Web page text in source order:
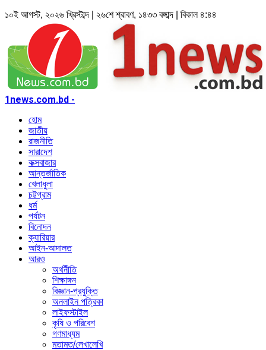
১০ই আগস্ট, ২০২৬ খ্রিস্টাব্দ | ২৬শে শ্রাবণ, ১৪৩৩ বঙ্গাব্দ | বিকাল ৪:৪৪
1news.com.bd -
হোম
জাতীয়
রাজনীতি
সারাদেশ
কক্সবাজার
আন্তর্জাতিক
খেলাধুলা
চট্টগ্রাম
ধর্ম
পর্যটন
বিনোদন
ক্যারিয়ার
আইন-আদালত
আরও
অর্থনীতি
শিক্ষাঙ্গন
বিজ্ঞান-প্রযুক্তি
অনলাইন পত্রিকা
লাইফস্টাইল
কৃষি ও পরিবেশ
গণমাধ্যম
মতামত/লেখালেখি